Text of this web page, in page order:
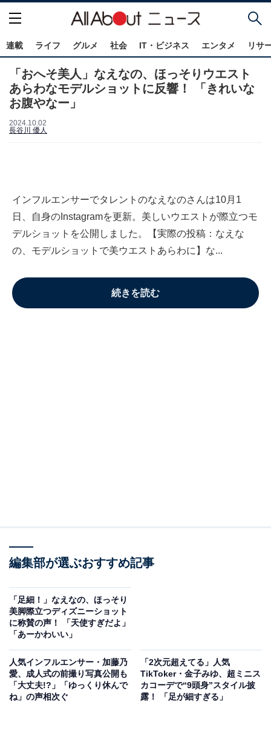
連載 ライフ グルメ 社会 IT・ビジネス エンタメ リサ
「おへそ美人」なえなの、ほっそりウエスト
あらわなモデルショットに反響！ 「きれいな
お腹やなー」
2024.10.02
長谷川 優人
インフルエンサーでタレントのなえなのさんは10月1
日、自身のInstagramを更新。美しいウエストが際立つモ
デルショットを公開しました。【実際の投稿：なえな
の、モデルショットで美ウエストあらわに】な...
続きを読む
編集部が選ぶおすすめ記事
「足細！」なえなの、ほっそり
美脚際立つディズニーショット
に称賛の声！ 「天使すぎだよ」
「あーかわいい」
人気インフルエンサー・加藤乃
愛、成人式の前撮り写真公開も
「大丈夫!?」「ゆっくり休んで
ね」の声相次ぐ
「2次元超えてる」人気
TikToker・金子みゆ、超ミニス
カコーデで“9頭身”スタイル披
露！ 「足が細すぎる」